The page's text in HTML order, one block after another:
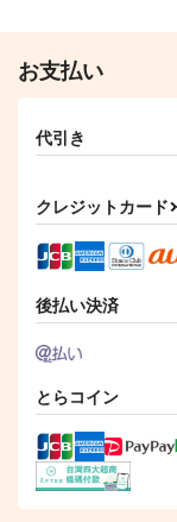
作品詳細
ラブレターは何度でも
629円（税込）
リーチ兄弟×アズール
お支払い
代引き
クレジットカード
後払い決済
とらコイン